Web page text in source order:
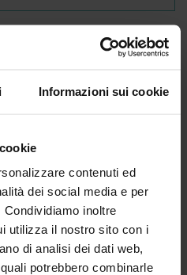
Informazioni sui cookie
contenuti ed
dei social media e per
inoltre
utilizza il nostro sito con i
di analisi dei dati web,
potrebbero combinarle